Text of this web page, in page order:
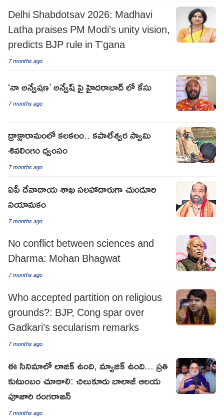
Delhi Shabdotsav 2026: Madhavi
Latha praises PM Modi’s unity vision,
predicts BJP rule in T'gana
7 months ago
‘నా అన్వేషణ’ అన్వేష్ పై హైదరాబాద్ లో కేసు
7 months ago
ద్రాక్షారామంలో కలకలం.. కపాలేశ్వర స్వామి
శివలింగం ధ్వంసం
7 months ago
ఏపీ దేవాదాయ శాఖ సలహాదారుగా చుండూరి
నియామకం
7 months ago
No conflict between sciences and
Dharma: Mohan Bhagwat
7 months ago
Who accepted partition on religious
grounds?: BJP, Cong spar over
Gadkari’s secularism remarks
7 months ago
ఈ సినిమాలో లాజిక్ ఉంది, మ్యాజిక్ ఉంది... ప్రతి
కుటుంబం చూడాలి: చిలుకూరు బాలాజీ ఆలయ
పూజారి రంగరాజన్
7 months ago